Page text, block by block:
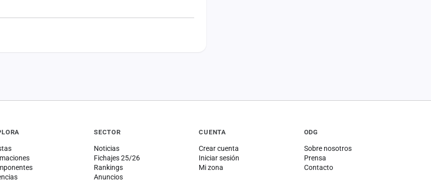
SECTOR
Noticias
Fichajes 25/26
Rankings
Anuncios
CUENTA
Crear cuenta
Iniciar sesión
Mi zona
ODG
Sobre nosotros
Prensa
Contacto